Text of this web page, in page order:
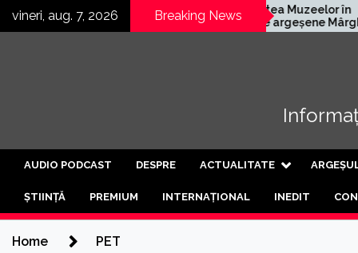
Skipvineri, aug. 7, 2026 Breaking News
a treia
de
Noaptea Muzeelor în
satele argeșene Mârghia
de Jos și Mârghia de Sus
AUDIO PODCAST DESPRE ACTUALITATE
ȘTIINȚĂ PREMIUM INTERNAȚIONAL INEDIT
Home PET